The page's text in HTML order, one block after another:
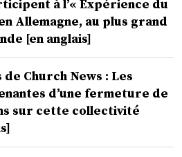
à l’« Expérience du
Allemagne, au plus grand
[en anglais]
Church News : Les
d’une fermeture de
sur cette collectivité